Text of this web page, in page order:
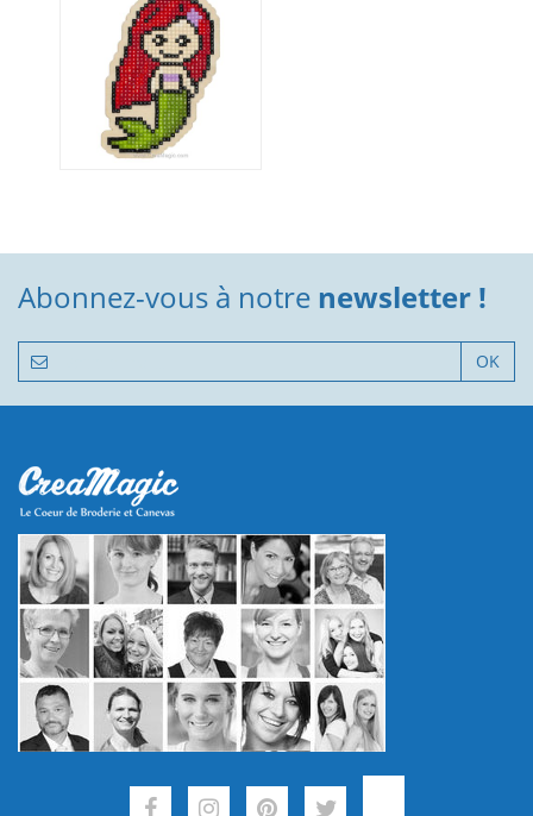
Abonnez-vous à notre newsletter !
OK